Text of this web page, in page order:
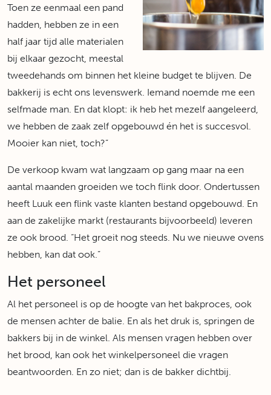
Toen ze eenmaal een pand
hadden, hebben ze in een
half jaar tijd alle materialen
bij elkaar gezocht, meestal
tweedehands om binnen het kleine budget te blijven. De
bakkerij is echt ons levenswerk. Iemand noemde me een
selfmade man. En dat klopt: ik heb het mezelf aangeleerd,
we hebben de zaak zelf opgebouwd én het is succesvol.
Mooier kan niet, toch?”
De verkoop kwam wat langzaam op gang maar na een
aantal maanden groeiden we toch flink door. Ondertussen
heeft Luuk een flink vaste klanten bestand opgebouwd. En
aan de zakelijke markt (restaurants bijvoorbeeld) leveren
ze ook brood. “Het groeit nog steeds. Nu we nieuwe ovens
hebben, kan dat ook.”
Het personeel
Al het personeel is op de hoogte van het bakproces, ook
de mensen achter de balie. En als het druk is, springen de
bakkers bij in de winkel. Als mensen vragen hebben over
het brood, kan ook het winkelpersoneel die vragen
beantwoorden. En zo niet; dan is de bakker dichtbij.